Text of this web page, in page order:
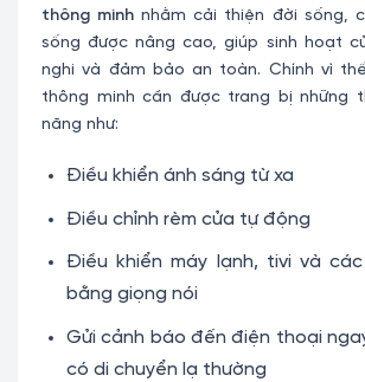
thông minhnhằm cải thiện đời sống,
sống được nâng cao, giúp sinh hoạt
nghi và đảm bảo an toàn. Chính vì
thông minh cần được trang bị những
năng như:
Điều khiển ánh sáng từ xa
Điều chỉnh rèm cửa tự động
Điều khiển máy lạnh, tivi và
bằng giọng nói
Gửi cảnh báo đến điện thoại
có di chuyển lạ thường